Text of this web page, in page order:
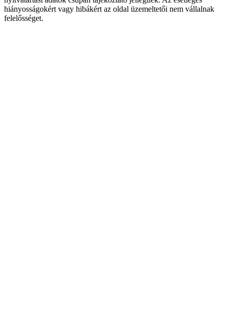
hiányosságokért vagy hibákért az oldal üzemeltetői nem vállalnak
felelősséget.